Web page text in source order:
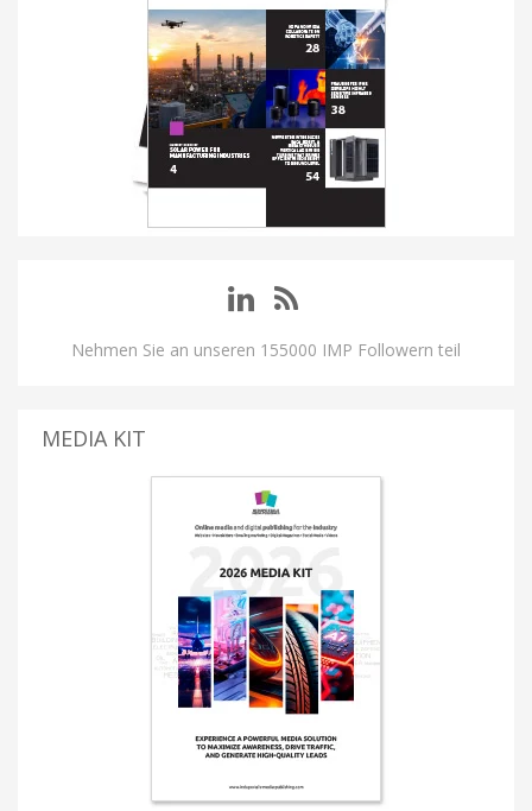
Nehmen Sie an unseren 155000 IMP Followern teil
MEDIA KIT